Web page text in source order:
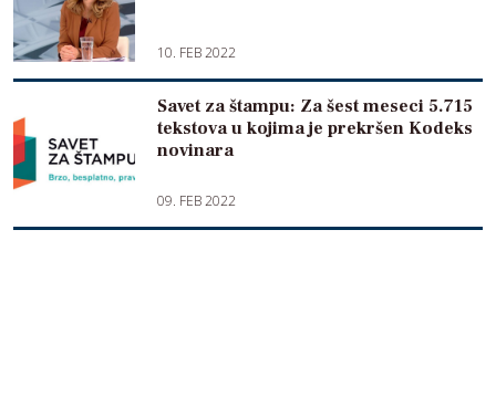
10. FEB 2022
Savet za štampu: Za šest meseci 5.715
tekstova u kojima je prekršen Kodeks
novinara
09. FEB 2022